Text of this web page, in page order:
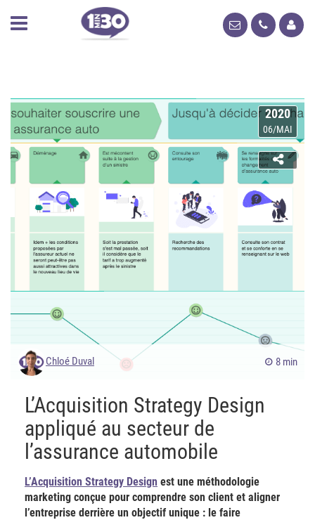
2020
06/MAI
Chloé Duval 8 min
L’Acquisition Strategy Design
appliqué au secteur de
l’assurance automobile
L’Acquisition Strategy Design est une méthodologie
marketing conçue pour comprendre son client et aligner
l’entreprise derrière un objectif unique : le faire